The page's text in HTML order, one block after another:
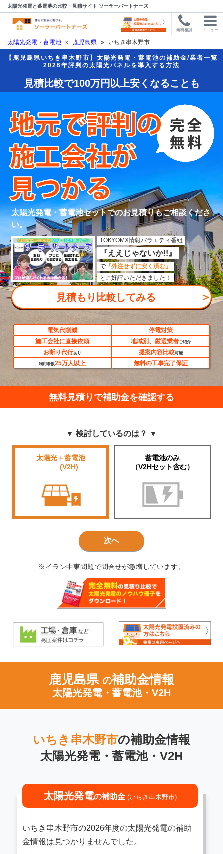
太陽光発電と蓄電池の比較・見積サイト ソーラーパートナーズ
無料相談 メニュー
太陽光発電・蓄電池 » 鹿児島県 » いちき串木野市
【鹿児島県いちき串木野市】太陽光発電・蓄電池の補助金/業者一覧
2026年評判の太陽光パネルを導入する方法
見積比較で100万円以上安くなることも
太陽光発電・蓄電池セットでのお見積りもご相談くださ
い。
TOKYOMX情報バラエティ番組
『ええじゃないか!!』
で 「外注せずに安く済む」
とご好評いただきました！
見積もり比較してみる ＞
電気代削減
停電対策
施工会社に直接依頼
地域別、厳選業者ご紹介
お断り代行あり 提案内容比較可能
利用者数25万人以上 無料の工事完了保証
無料見積りで補助金を確認する
▼ 検討しているのは？ ▼
太陽光＋蓄電池
(V2H)
蓄電池のみ
（V2Hセット含む）
次へ
※イラン中東問題で問合せが急増しています。
鹿児島県 の補助金情報
太陽光発電・蓄電池・V2H
いちき串木野市の補助金情報
太陽光発電・蓄電池・V2H
太陽光発電の補助金 (いちき串木野市)
いちき串木野市の2026年度の太陽光発電の補助
金情報は見つかりませんでした。